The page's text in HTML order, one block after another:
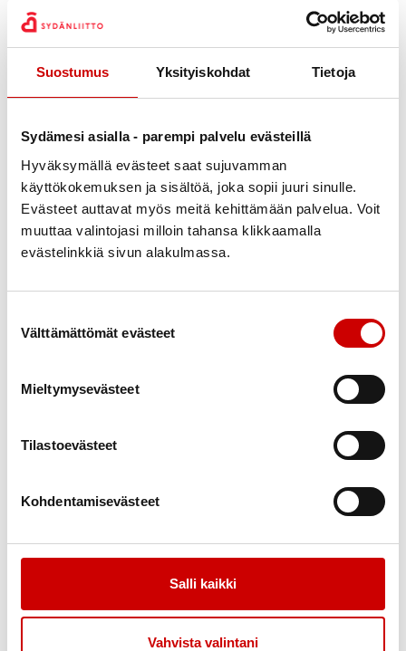
Suostumus Yksityiskohdat Tietoja
Sydämesi asialla - parempi palvelu evästeillä
Hyväksymällä evästeet saat sujuvamman
käyttökokemuksen ja sisältöä, joka sopii juuri sinulle.
Evästeet auttavat myös meitä kehittämään palvelua. Voit
muuttaa valintojasi milloin tahansa klikkaamalla
evästelinkkiä sivun alakulmassa.
Välttämättömät evästeet
Mieltymysevästeet
Tilastoevästeet
Kohdentamisevästeet
Salli kaikki
Vahvista valintani
HYRYNSALMI
Ritva 78-vuotias
(sepelvaltimotauti, pallolaajennus)
ritva.h.oikarinen@gmail.com
KUHMO
Toivo 77-vuotias(sepelvaltimotauti, pallolaajennus)
040 5726102
PALTAMO
SOTKAMO
(sepelvaltimotauti, pallolaajennus,